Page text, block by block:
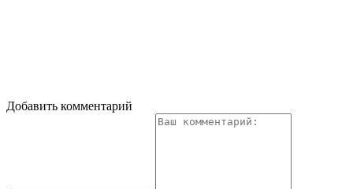
Добавить комментарий